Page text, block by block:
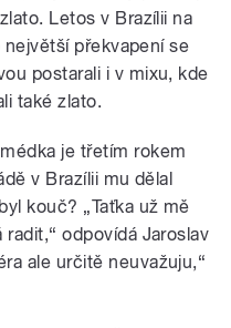
Letos v Brazílii na
překvapení se
postarali i v mixu, kde
také zlato.
je třetím rokem
v Brazílii mu dělal
kouč? „Taťka už mě
odpovídá Jaroslav
ale určitě neuvažuju,“